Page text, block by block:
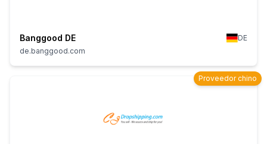
Banggood DE
DE
de.banggood.com
Proveedor chino